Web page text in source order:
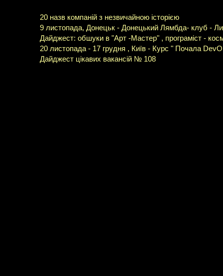
20 назв компаній з незвичайною історією
9 листопада, Донецьк - Донецький Лямбда- клуб -
Дайджест: обшуки в "Арт -Мастер" , програміст -
20 листопада - 17 грудня , Київ - Курс " Почала
Дайджест цікавих вакансій № 108